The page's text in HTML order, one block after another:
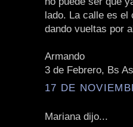
lado. La calle es
dando vueltas por
Armando
3 de Febrero, Bs
17 DE
Mariana dijo...